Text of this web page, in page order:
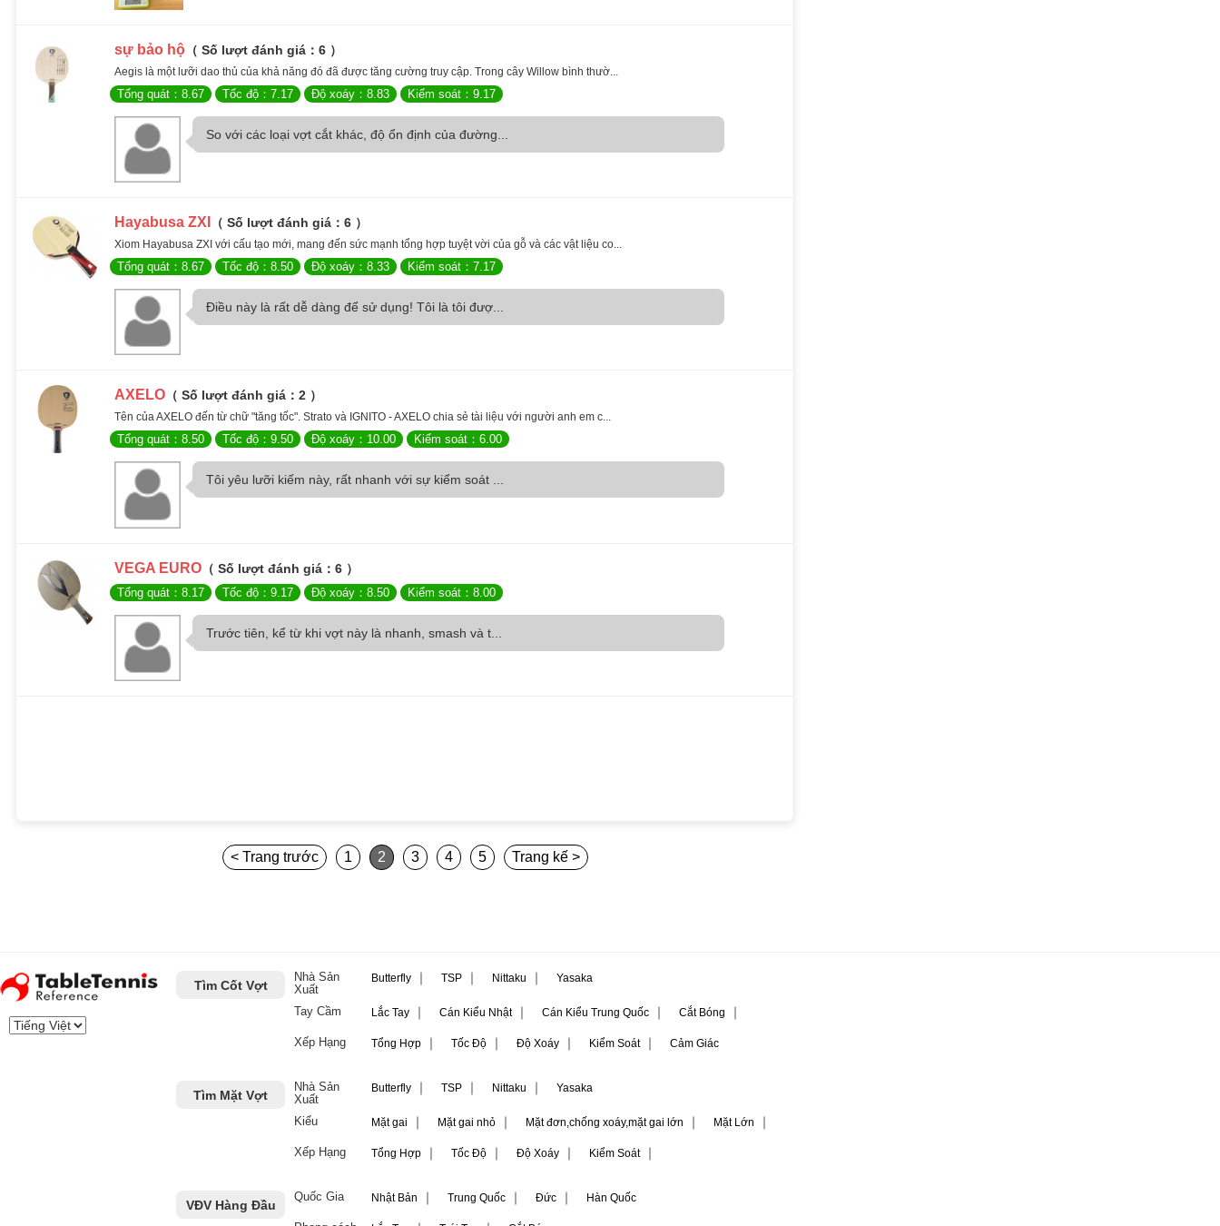
sự bảo hộ （ Số lượt đánh giá：6 ）
Aegis là một lưỡi dao thủ của khả năng đó đã được tăng cường truy cập. Trong cây Willow bình thườ...
Tổng quát：8.67 Tốc độ：7.17 Độ xoáy：8.83 Kiểm soát：9.17
So với các loại vợt cắt khác, độ ổn định của đường...
Hayabusa ZXI （ Số lượt đánh giá：6 ）
Xiom Hayabusa ZXI với cấu tạo mới, mang đến sức mạnh tổng hợp tuyệt vời của gỗ và các vật liệu co...
Tổng quát：8.67 Tốc độ：8.50 Độ xoáy：8.33 Kiểm soát：7.17
Điều này là rất dễ dàng để sử dụng! Tôi là tôi đượ...
AXELO （ Số lượt đánh giá：2 ）
Tên của AXELO đến từ chữ "tăng tốc". Strato và IGNITO - AXELO chia sẻ tài liệu với người anh em c...
Tổng quát：8.50 Tốc độ：9.50 Độ xoáy：10.00 Kiểm soát：6.00
Tôi yêu lưỡi kiếm này, rất nhanh với sự kiểm soát ...
VEGA EURO （ Số lượt đánh giá：6 ）
Tổng quát：8.17 Tốc độ：9.17 Độ xoáy：8.50 Kiểm soát：8.00
Trước tiên, kể từ khi vợt này là nhanh, smash và t...
< Trang trước 1 2 3 4 5 Trang kế >
Tìm Cốt Vợt
Nhà Sản
Xuất
Butterfly ｜ TSP ｜ Nittaku ｜ Yasaka
Tay Cầm Lắc Tay ｜ Cán Kiểu Nhật｜ Cán Kiểu Trung Quốc ｜ Cắt Bóng ｜
Xếp Hạng Tổng Hợp ｜ Tốc Độ ｜ Độ Xoáy ｜ Kiểm Soát｜ Cảm Giác
Tìm Mặt Vợt
Nhà Sản
Xuất
Butterfly ｜ TSP ｜ Nittaku ｜ Yasaka
Kiểu Mặt gai ｜ Mặt gai nhỏ ｜ Mặt đơn,chống xoáy,mặt gai lớn ｜ Mặt Lớn ｜
Xếp Hạng Tổng Hợp ｜ Tốc Độ ｜ Độ Xoáy ｜ Kiểm Soát｜
VĐV Hàng Đầu
Quốc Gia Nhật Bản ｜ Trung Quốc ｜ Đức ｜ Hàn Quốc